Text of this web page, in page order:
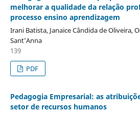
melhorar a qualidade da relação
processo ensino aprendizagem
Irani Batista, Janaice Cândida de Oliveira,
Sant’Anna
139
PDF
Pedagogia Empresarial: as
setor de recursos humanos